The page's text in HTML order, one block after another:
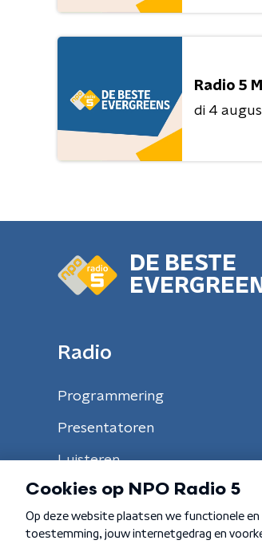
Radio 5
di 4
DE BESTE
Radio
Programmering
Presentatoren
Luisteren
Algemene voorwaarden